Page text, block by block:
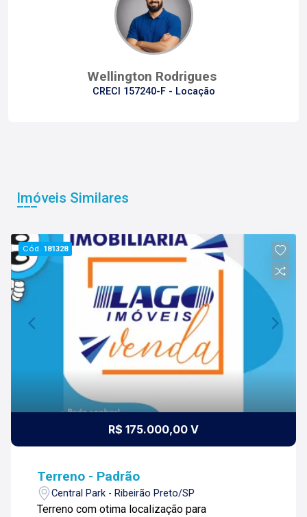
Wellington Rodrigues
CRECI 157240-F - Locação
Imóveis Similares
Cód. 181328
R$ 175.000,00 V
Terreno - Padrão
Central Park - Ribeirão Preto/SP
Terreno com otima localização para